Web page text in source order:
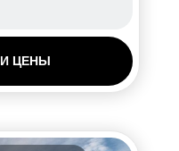
ЦЕНЫ